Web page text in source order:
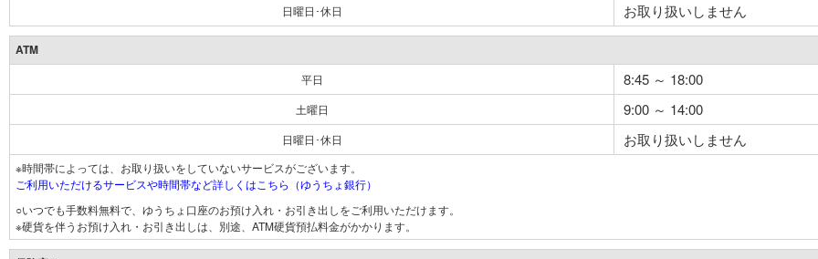
日曜日･休日 お取り扱いしません
ATM
平日 8:45 ～ 18:00
土曜日 9:00 ～ 14:00
日曜日･休日 お取り扱いしません
※時間帯によっては、お取り扱いをしていないサービスがございます。
ご利用いただけるサービスや時間帯など詳しくはこちら（ゆうちょ銀行）
○いつでも手数料無料で、ゆうちょ口座のお預け入れ・お引き出しをご利用いただけます。
※硬貨を伴うお預け入れ・お引き出しは、別途、ATM硬貨預払料金がかかります。